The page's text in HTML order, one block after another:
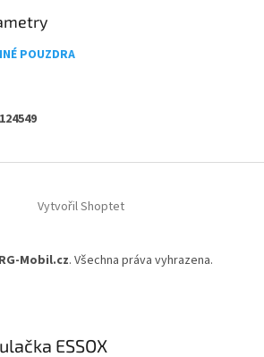
POUZDRA
Vytvořil Shoptet
RG-Mobil.cz. Všechna práva vyhrazena.
ESSOX